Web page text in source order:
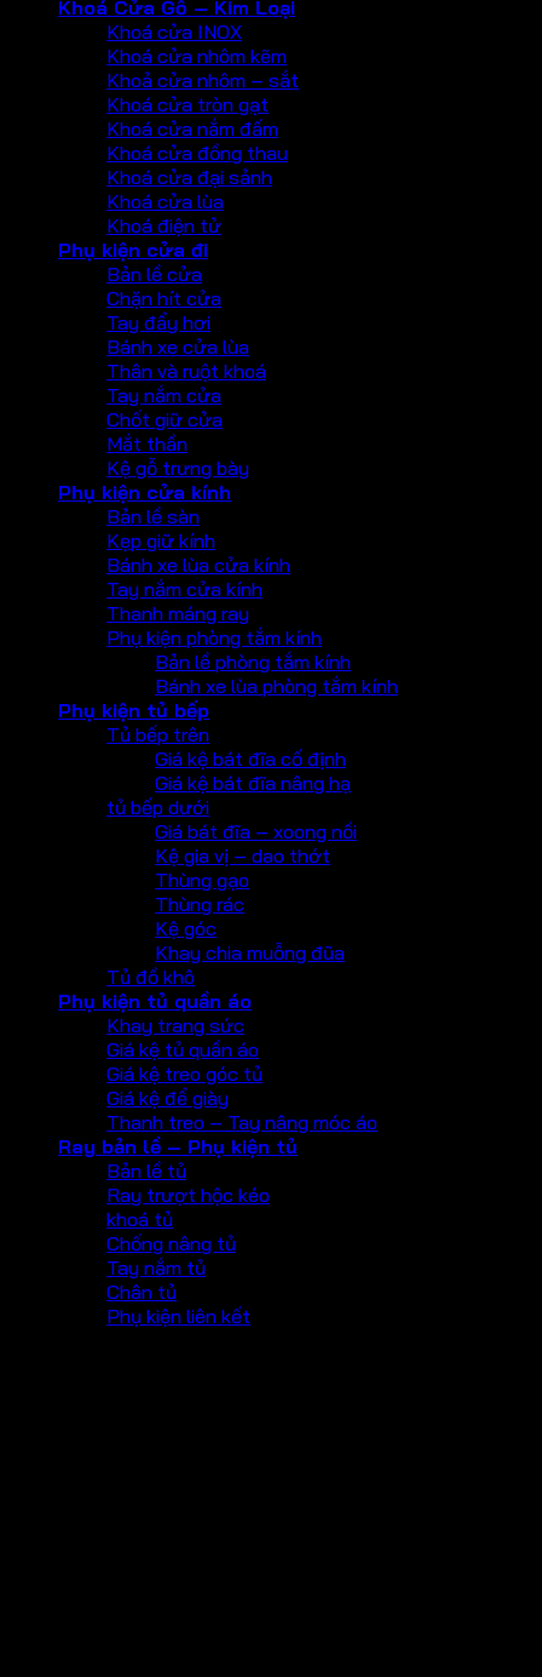
Khoá Cửa Gỗ – Kim Loại
Khoá cửa INOX
Khoá cửa nhôm kẽm
Khoả cửa nhôm – sắt
Khoá cửa tròn gạt
Khoá cửa nắm đấm
Khoá cửa đồng thau
Khoá cửa đại sảnh
Khoá cửa lùa
Khoá điện tử
Phụ kiện cửa đi
Bản lề cửa
Chặn hít cửa
Tay đẩy hơi
Bánh xe cửa lùa
Thân và ruột khoá
Tay nắm cửa
Chốt giữ cửa
Mắt thần
Kệ gỗ trưng bày
Phụ kiện cửa kính
Bản lề sàn
Kẹp giữ kính
Bánh xe lùa cửa kính
Tay nắm cửa kính
Thanh máng ray
Phụ kiện phòng tắm kính
Bản lề phòng tắm kính
Bánh xe lùa phòng tắm kính
Phụ kiện tủ bếp
Tủ bếp trên
Giá kệ bát đĩa cố định
Giá kệ bát đĩa nâng hạ
tủ bếp dưới
Giá bát đĩa – xoong nồi
Kệ gia vị – dao thớt
Thùng gạo
Thùng rác
Kệ góc
Khay chia muỗng đũa
Tủ đồ khô
Phụ kiện tủ quần áo
Khay trang sức
Giá kệ tủ quần áo
Giá kệ treo góc tủ
Giá kệ để giày
Thanh treo – Tay nâng móc áo
Ray bản lề – Phụ kiện tủ
Bản lề tủ
Ray trượt hộc kéo
khoá tủ
Chống nâng tủ
Tay nắm tủ
Chân tủ
Phụ kiện liên kết